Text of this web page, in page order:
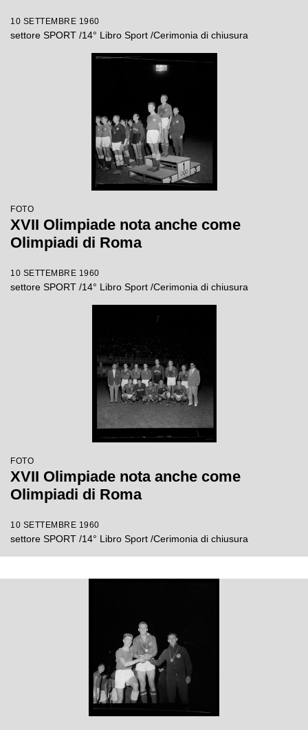
10 SETTEMBRE 1960
settore SPORT /14° Libro Sport /Cerimonia di chiusura
FOTO
XVII Olimpiade nota anche come
Olimpiadi di Roma
10 SETTEMBRE 1960
settore SPORT /14° Libro Sport /Cerimonia di chiusura
FOTO
XVII Olimpiade nota anche come
Olimpiadi di Roma
10 SETTEMBRE 1960
settore SPORT /14° Libro Sport /Cerimonia di chiusura